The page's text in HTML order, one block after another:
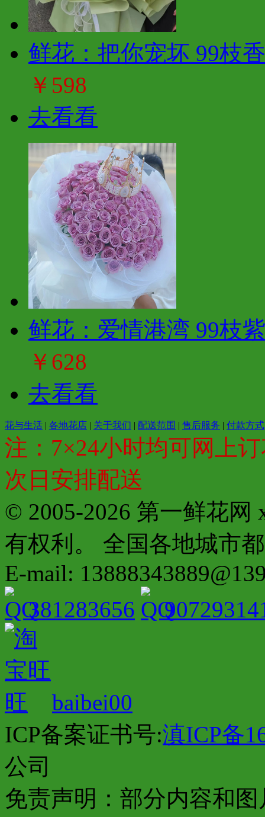
鲜花：把你宠坏 99枝
￥598
去看看
鲜花：爱情港湾 99枝
￥628
去看看
花与生活 | 各地花店 | 关于我们 | 配送范围 | 售后服务 | 付款方式
注：7×24小时均可网上
次日安排配送
© 2005-2026 第一鲜花网
有权利。 全国各地城市
E-mail:
381283656
baibei00
ICP备案证书号:滇ICP备
公司
免责声明：部分内容和